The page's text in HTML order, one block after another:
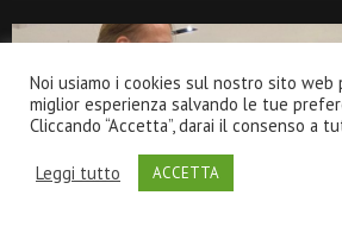
Noi usiamo i cookies sul nostro sito web
miglior esperienza salvando le tue
Cliccando “Accetta”, darai il consenso a
Leggi tutto ACCETTA